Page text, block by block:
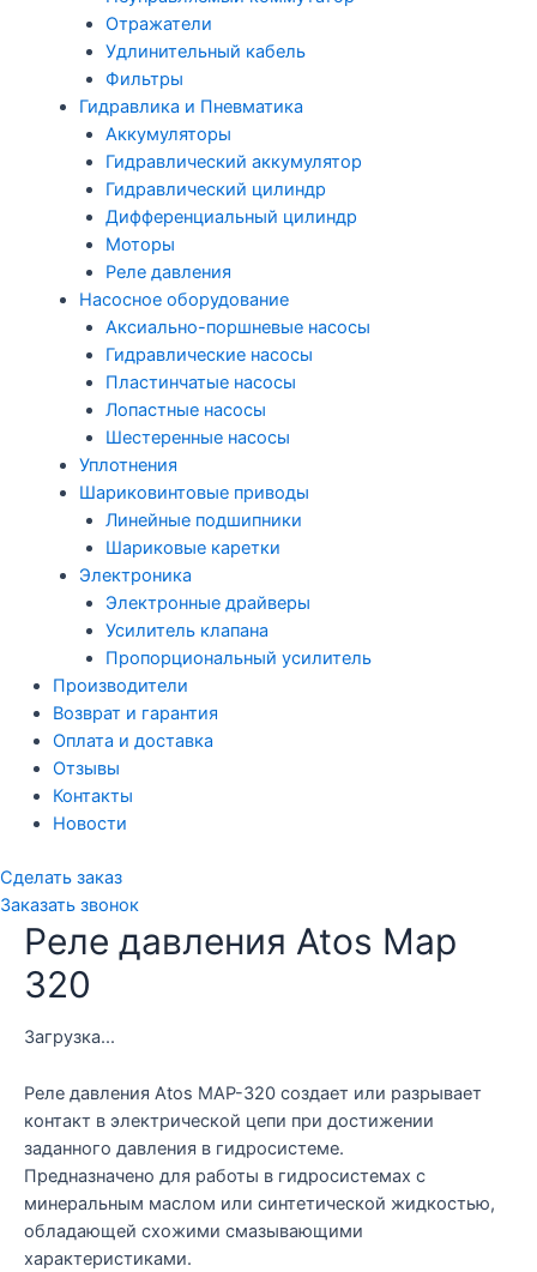
Отражатели
Удлинительный кабель
Фильтры
Гидравлика и Пневматика
Аккумуляторы
Гидравлический аккумулятор
Гидравлический цилиндр
Дифференциальный цилиндр
Моторы
Реле давления
Насосное оборудование
Аксиально-поршневые насосы
Гидравлические насосы
Пластинчатые насосы
Лопастные насосы
Шестеренные насосы
Уплотнения
Шариковинтовые приводы
Линейные подшипники
Шариковые каретки
Электроника
Электронные драйверы
Усилитель клапана
Пропорциональный усилитель
Производители
Возврат и гарантия
Оплата и доставка
Отзывы
Контакты
Новости
Сделать заказ
Заказать звонок
Реле давления Atos Map
320
Загрузка...
Реле давления Atos MAP-320 создает или разрывает
контакт в электрической цепи при достижении
заданного давления в гидросистеме.
Предназначено для работы в гидросистемах с
минеральным маслом или синтетической жидкостью,
обладающей схожими смазывающими
характеристиками.